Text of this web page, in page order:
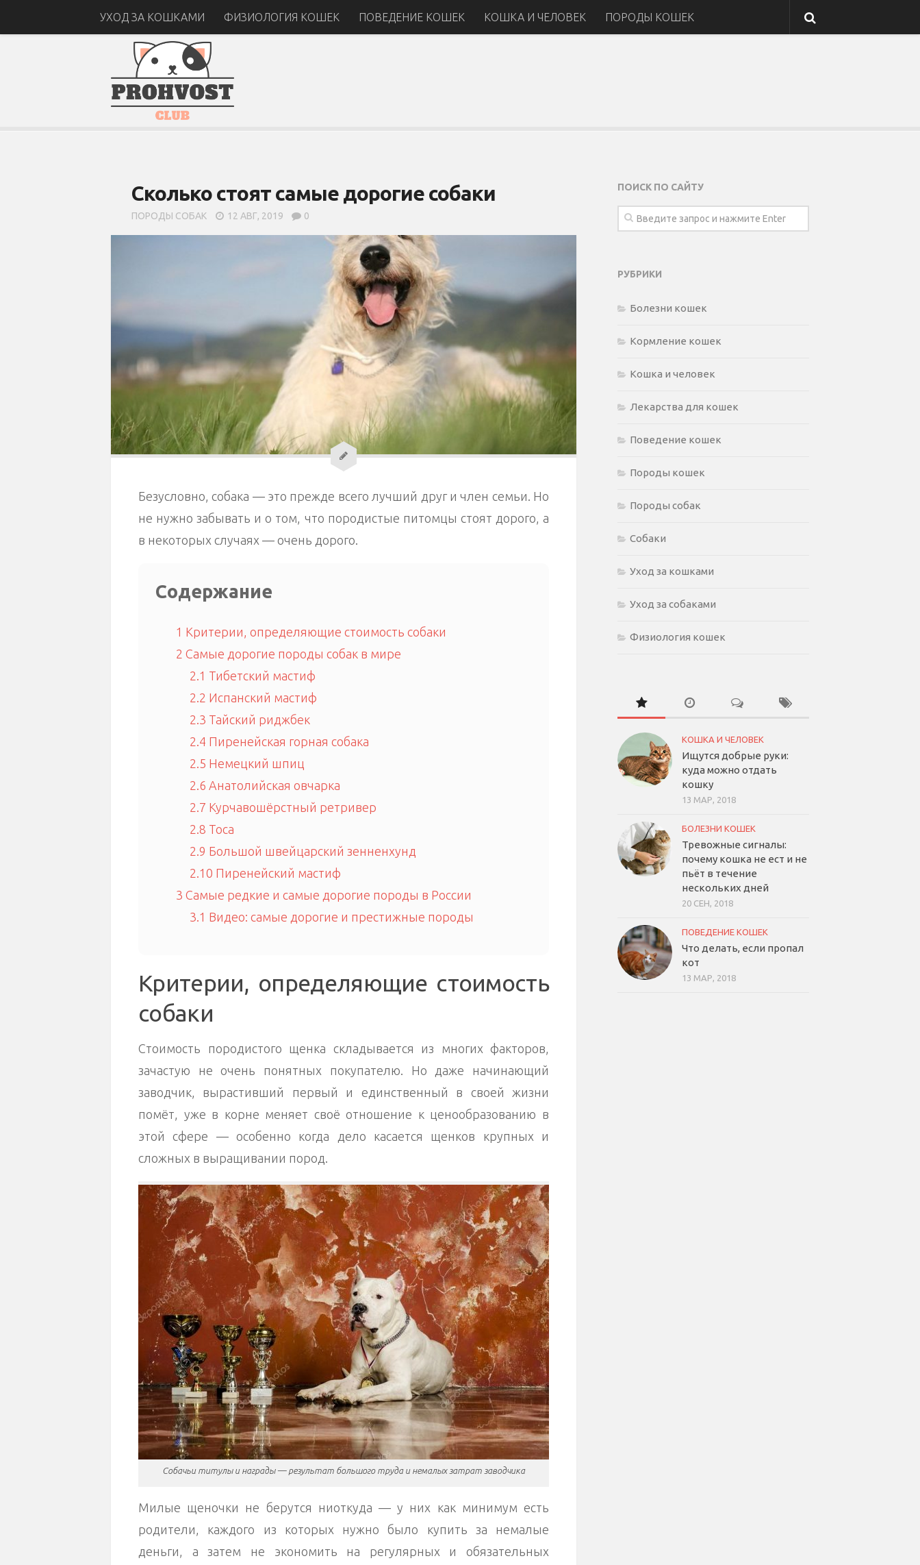
УХОД ЗА КОШКАМИ ФИЗИОЛОГИЯ КОШЕК ПОВЕДЕНИЕ КОШЕК КОШКА И ЧЕЛОВЕК ПОРОДЫ КОШЕК
Сколько стоят самые дорогие собаки
ПОРОДЫ СОБАК 12 АВГ, 2019 0
Безусловно, собака — это прежде всего лучший друг и член семьи. Но
не нужно забывать и о том, что породистые питомцы стоят дорого, а
в некоторых случаях — очень дорого.
Содержание
1 Критерии, определяющие стоимость собаки
2 Самые дорогие породы собак в мире
2.1 Тибетский мастиф
2.2 Испанский мастиф
2.3 Тайский риджбек
2.4 Пиренейская горная собака
2.5 Немецкий шпиц
2.6 Анатолийская овчарка
2.7 Курчавошёрстный ретривер
2.8 Тоса
2.9 Большой швейцарский зенненхунд
2.10 Пиренейский мастиф
3 Самые редкие и самые дорогие породы в России
3.1 Видео: самые дорогие и престижные породы
Критерии, определяющие стоимость
собаки
Стоимость породистого щенка складывается из многих факторов,
зачастую не очень понятных покупателю. Но даже начинающий
заводчик, вырастивший первый и единственный в своей жизни
помёт, уже в корне меняет своё отношение к ценообразованию в
этой сфере — особенно когда дело касается щенков крупных и
сложных в выращивании пород.
Собачьи титулы и награды — результат большого труда и немалых затрат заводчика
Милые щеночки не берутся ниоткуда — у них как минимум есть
родители, каждого из которых нужно было купить за немалые
деньги, а затем не экономить на регулярных и обязательных
ПОИСК ПО САЙТУ
РУБРИКИ
Болезни кошек
Кормление кошек
Кошка и человек
Лекарства для кошек
Поведение кошек
Породы кошек
Породы собак
Собаки
Уход за кошками
Уход за собаками
Физиология кошек
КОШКА И ЧЕЛОВЕК
Ищутся добрые руки:
куда можно отдать
кошку
13 МАР, 2018
БОЛЕЗНИ КОШЕК
Тревожные сигналы:
почему кошка не ест и не
пьёт в течение
нескольких дней
20 СЕН, 2018
ПОВЕДЕНИЕ КОШЕК
Что делать, если пропал
кот
13 МАР, 2018